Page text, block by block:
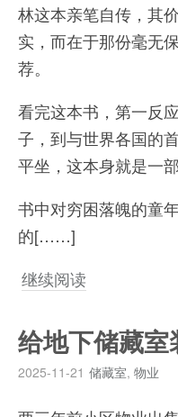
林这本亲笔自传，其
实，而在于那份毫无
荐。
看完这本书，第一反
子，到与世界各国的
平坐，这本身就是一
书中对穷困落魄的童
的[……]
继续阅读
给地下储藏室
2025-11-21 储藏室, 物业